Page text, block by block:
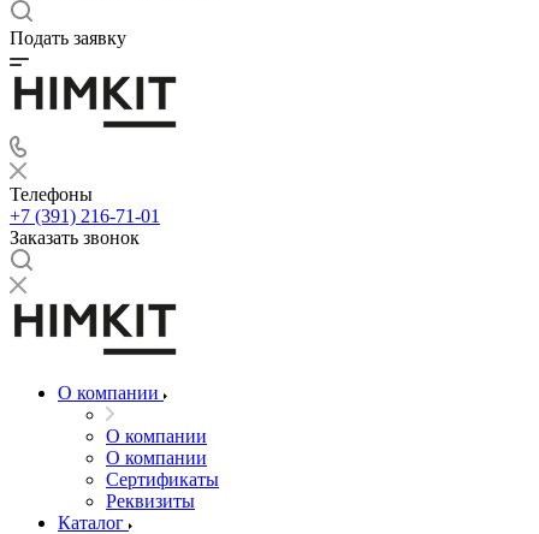
Подать заявку
Телефоны
+7 (391) 216-71-01
Заказать звонок
О компании
О компании
О компании
Сертификаты
Реквизиты
Каталог